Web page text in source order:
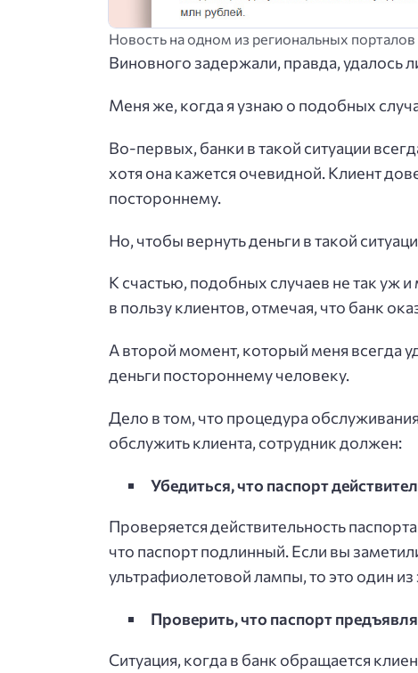
Новость на одном из региональных
Виновного задержали, правда, удалось
Меня же, когда я узнаю о подобных
Во-первых, банки в такой ситуации
хотя она кажется очевидной. Клиент
постороннему.
Но, чтобы вернуть деньги в такой
К счастью, подобных случаев не так уж
в пользу клиентов, отмечая, что банк
А второй момент, который меня всегда
деньги постороннему человеку.
Дело в том, что процедура
обслужить клиента, сотрудник должен:
Убедиться, что паспорт
Проверяется действительность
что паспорт подлинный. Если вы
ультрафиолетовой лампы, то это один
Проверить, что паспорт
Ситуация, когда в банк обращается